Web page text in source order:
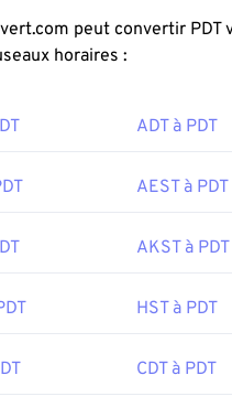
peut convertir PDT
horaires :
ADT à PDT
AEST à PDT
AKST à PDT
HST à PDT
CDT à PDT